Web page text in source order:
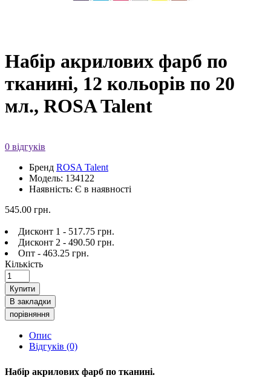
Набір акрилових фарб по
тканині, 12 кольорів по 20
мл., ROSA Talent
0 відгуків
Бренд ROSA Talent
Модель: 134122
Наявність: Є в наявності
545.00 грн.
Дисконт 1 - 517.75 грн.
Дисконт 2 - 490.50 грн.
Опт - 463.25 грн.
Кількість
Купити
В закладки
порівняння
Опис
Відгуків (0)
Набір акрилових фарб по тканині.